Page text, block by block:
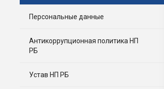
Персональные данные
Антикоррупционная политика НП
РБ
Устав НП РБ